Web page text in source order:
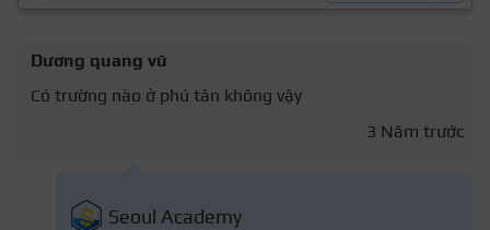
Dương quang vũ
Có trường nào ở phú tân không vậy
3 Năm trước
Seoul Academy